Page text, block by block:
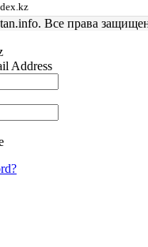
Все права
Address